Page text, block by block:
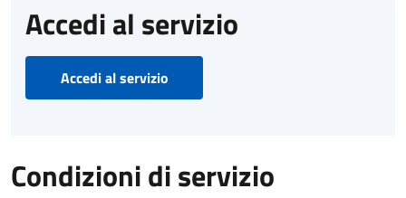
Accedi al servizio
Accedi al servizio
Condizioni di servizio